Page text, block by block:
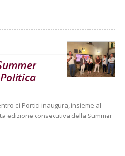
di Portici inaugura, insieme al
edizione consecutiva della Summer